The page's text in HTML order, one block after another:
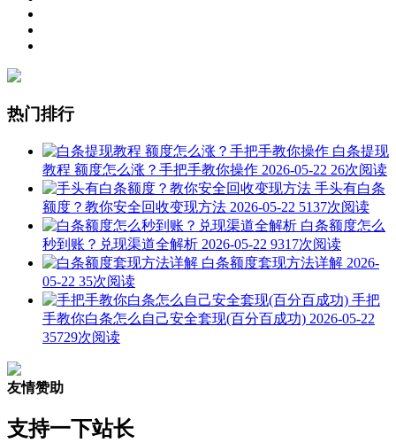
热门排行
白条提现
教程 额度怎么涨？手把手教你操作 2026-05-22 26次阅读
手头有白条
额度？教你安全回收变现方法 2026-05-22 5137次阅读
白条额度怎么
秒到账？兑现渠道全解析 2026-05-22 9317次阅读
白条额度套现方法详解 2026-
05-22 35次阅读
手把
手教你白条怎么自己安全套现(百分百成功) 2026-05-22
35729次阅读
友情赞助
支持一下站长